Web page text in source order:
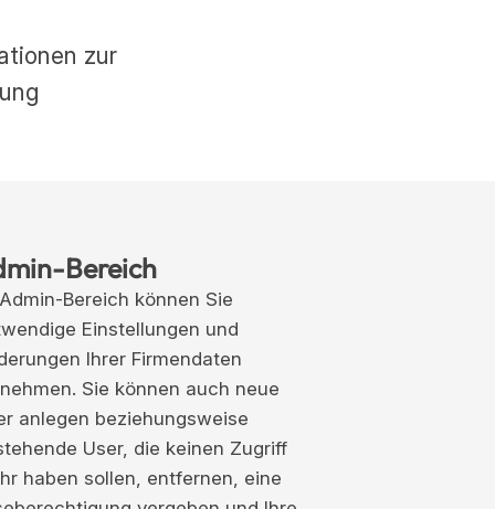
zur
Bereich
Bereich können Sie
Einstellungen und
Ihrer Firmendaten
Sie können auch neue
anlegen beziehungsweise
User, die keinen Zugriff
haben sollen, entfernen, eine